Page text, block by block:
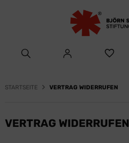
STARTSEITE VERTRAG WIDERRUFEN
VERTRAG WIDERRUFEN